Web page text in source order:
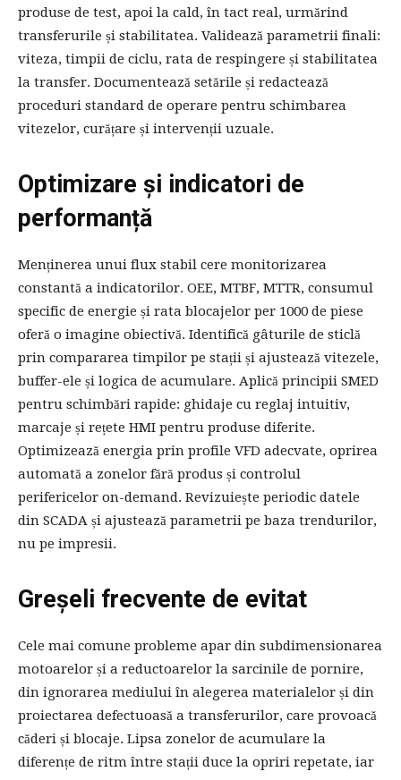
produse de test, apoi la cald, în tact real, urmărind
transferurile și stabilitatea. Validează parametrii finali:
viteza, timpii de ciclu, rata de respingere și stabilitatea
la transfer. Documentează setările și redactează
proceduri standard de operare pentru schimbarea
vitezelor, curățare și intervenții uzuale.
Optimizare și indicatori de
performanță
Menținerea unui flux stabil cere monitorizarea
constantă a indicatorilor. OEE, MTBF, MTTR, consumul
specific de energie și rata blocajelor per 1000 de piese
oferă o imagine obiectivă. Identifică gâturile de sticlă
prin compararea timpilor pe stații și ajustează vitezele,
buffer-ele și logica de acumulare. Aplică principii SMED
pentru schimbări rapide: ghidaje cu reglaj intuitiv,
marcaje și rețete HMI pentru produse diferite.
Optimizează energia prin profile VFD adecvate, oprirea
automată a zonelor fără produs și controlul
perifericelor on-demand. Revizuiește periodic datele
din SCADA și ajustează parametrii pe baza trendurilor,
nu pe impresii.
Greșeli frecvente de evitat
Cele mai comune probleme apar din subdimensionarea
motoarelor și a reductoarelor la sarcinile de pornire,
din ignorarea mediului în alegerea materialelor și din
proiectarea defectuoasă a transferurilor, care provoacă
căderi și blocaje. Lipsa zonelor de acumulare la
diferențe de ritm între stații duce la opriri repetate, iar